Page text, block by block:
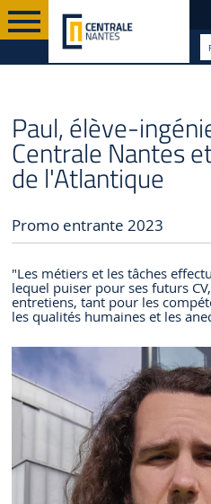
D'ACCUEIL
GÉNÉRALISTE
Paul, élève-
Centrale Nantes
de l'Atlantique
Promo entrante 2023
"Les métiers et les tâches
lequel puiser pour ses futurs
entretiens, tant pour les
les qualités humaines et les